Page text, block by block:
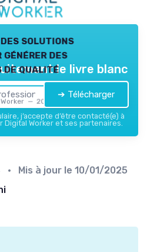
solutions
générer des
de qualité
— 2026
le livre blanc
➔ Télécharger
j’accepte d’être contacté(e) à
Digital Worker et ses partenaires.
• Mis à jour le 10/01/2025